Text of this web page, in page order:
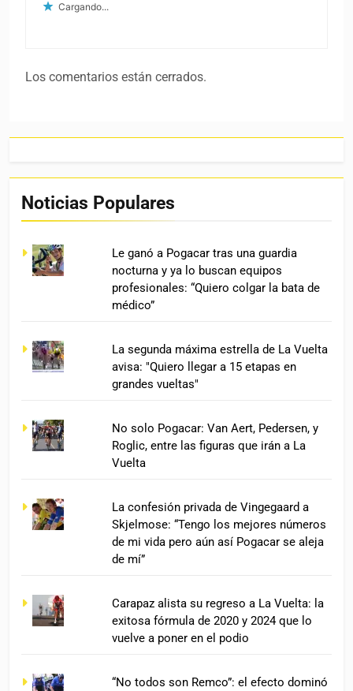
Cargando...
Los comentarios están cerrados.
Noticias Populares
Le ganó a Pogacar tras una guardia
nocturna y ya lo buscan equipos
profesionales: “Quiero colgar la bata de
médico”
La segunda máxima estrella de La Vuelta
avisa: "Quiero llegar a 15 etapas en
grandes vueltas"
No solo Pogacar: Van Aert, Pedersen, y
Roglic, entre las figuras que irán a La
Vuelta
La confesión privada de Vingegaard a
Skjelmose: “Tengo los mejores números
de mi vida pero aún así Pogacar se aleja
de mí”
Carapaz alista su regreso a La Vuelta: la
exitosa fórmula de 2020 y 2024 que lo
vuelve a poner en el podio
“No todos son Remco”: el efecto dominó